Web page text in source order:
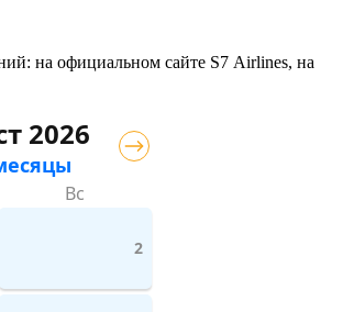
на официальном сайте S7 Airlines, на
2026
Вс
2